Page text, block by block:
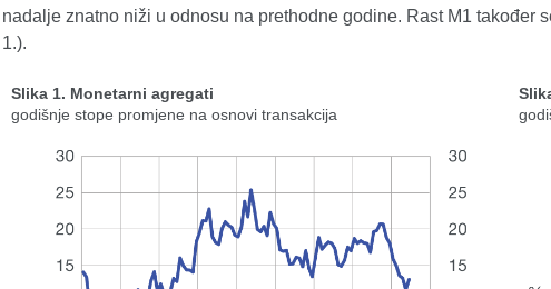
nadalje znatno niži u odnosu na prethodne godine. Rast M1 također
1.).
Slika 1. Monetarni agregati
godišnje stope promjene na osnovi transakcija